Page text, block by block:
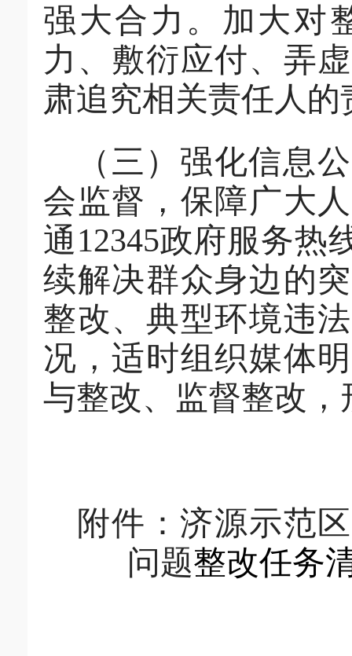
强大合力。加大对
力、敷衍应付、弄
肃追究相关责任人的
（三）强化信息
会监督，保障广大
通12345政府服务热
续解决群众身边的
整改、典型环境违
况，适时组织媒体
与整改、监督整改
附件：济源示范区
问题整改任务